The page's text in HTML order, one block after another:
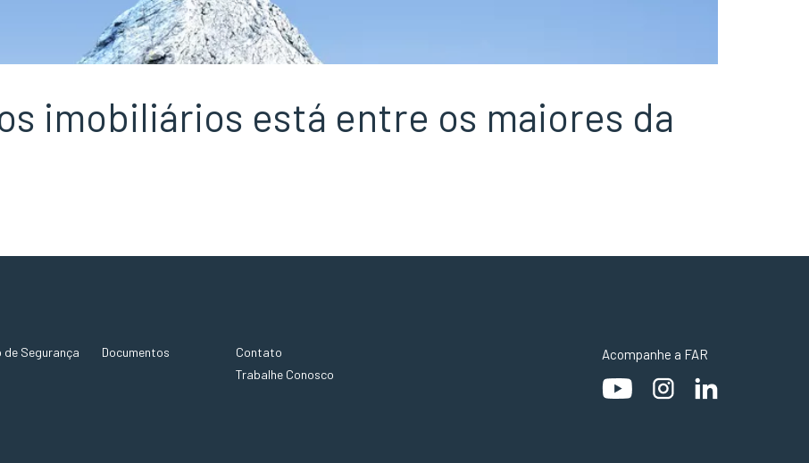
imobiliários está entre os maiores da
Acompanhe a FAR
de Segurança Documentos
Contato
Trabalhe Conosco